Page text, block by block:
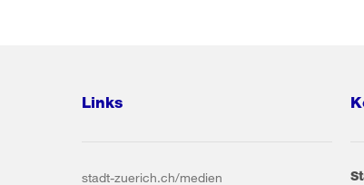
Links
stadt-zuerich.ch/medien